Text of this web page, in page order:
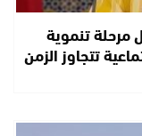
تنموية
تتجاوز الزمن